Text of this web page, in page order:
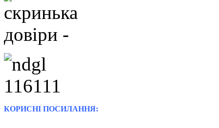
КОРИСНІ ПОСИЛАННЯ: